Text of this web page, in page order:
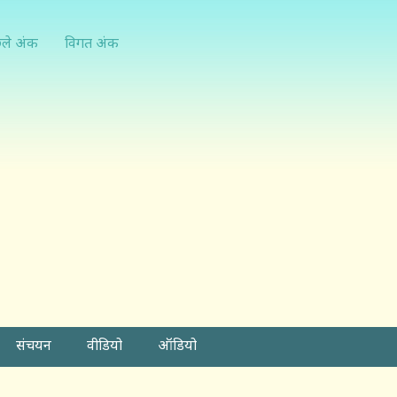
अंक विगत अंक
संचयन वीडियो ऑडियो